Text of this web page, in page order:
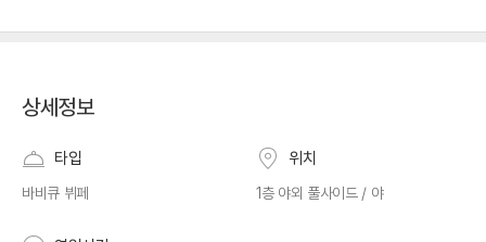
상세정보
타입
바비큐 뷔페
위치
1층 야외 풀사이드 / 야